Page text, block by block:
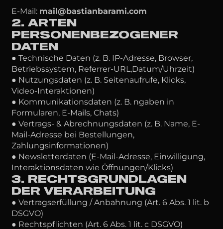
E-Mail: mail@bastianbarami.com
2. ARTEN
PERSONENBEZOGENER
DATEN
● Technische Daten (z. B. IP-Adresse, Browser,
Betriebssystem, Referrer-URL,Datum/Uhrzeit)
● Nutzungsdaten (z. B. Seitenaufrufe, Klicks,
Video-Interaktionen)
● Kommunikationsdaten (z. B. ngaben in
Formularen, E-Mails, Chats)
● Vertrags- & Abrechnungsdaten (z. B. Name, E-
Mail-Adresse bei Bestellungen,
Zahlungsinformationen)
● Newsletterdaten (E-Mail-Adresse, Einwilligung,
Interaktionsdaten wie Öffnungen/Klicks)
3. RECHTSGRUNDLAGEN
DER VERARBEITUNG
● Vertragserfüllung / Anbahnung (Art. 6 Abs. 1 lit. b
DSGVO)
● Rechtspflichten (Art. 6 Abs. 1 lit. c DSGVO)